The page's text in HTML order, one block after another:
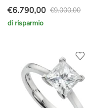
€9.000,00
Il
prezzo
€9.000,00.
€6.790,00
Il
prezzo
€6.790,00.
di risparmio